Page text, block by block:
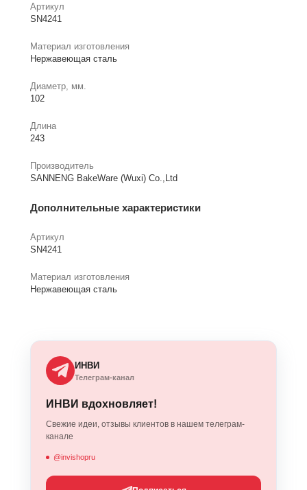
Артикул
SN4241
Материал изготовления
Нержавеющая сталь
Диаметр, мм.
102
Длина
243
Производитель
SANNENG BakeWare (Wuxi) Co.,Ltd
Дополнительные характеристики
Артикул
SN4241
Материал изготовления
Нержавеющая сталь
ИНВИ
Телеграм-канал
ИНВИ вдохновляет!
Свежие идеи, отзывы клиентов в нашем телеграм-
канале
@invishopru